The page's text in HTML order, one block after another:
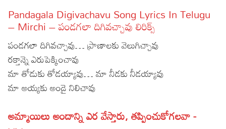
Articles
Facts
Devotional
Christianity
Hinduism
Hindi
Lyrics in Hindi – Devotional Songs
Lyrics in Hindi – Movie Songs
Tamil
Lyrics in Tamil – Devotional Songs
Kannada
Pandagala Digivachavu Song Lyrics In Telugu
– Mirchi – పండగలా దిగివచ్చావు లిరిక్స్
పండగలా దిగివచ్చావు… ప్రాణాలకు వెలుగిచ్చావు
రక్తాన్నె ఎరుపెక్కించావు
మా తోడుకు తోడయ్యావు… మా నీడకు నీడయ్యావు
మా అయ్యకు అండై నిలిచావు
అమ్మాయిలు అందాన్ని ఎర వేస్తారు, తప్పించుకోగలవా -